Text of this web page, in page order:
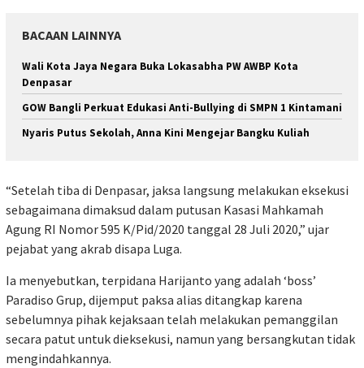
BACAAN LAINNYA
Wali Kota Jaya Negara Buka Lokasabha PW AWBP Kota
Denpasar
GOW Bangli Perkuat Edukasi Anti-Bullying di SMPN 1 Kintamani
Nyaris Putus Sekolah, Anna Kini Mengejar Bangku Kuliah
“Setelah tiba di Denpasar, jaksa langsung melakukan eksekusi
sebagaimana dimaksud dalam putusan Kasasi Mahkamah
Agung RI Nomor 595 K/Pid/2020 tanggal 28 Juli 2020,” ujar
pejabat yang akrab disapa Luga.
Ia menyebutkan, terpidana Harijanto yang adalah ‘boss’
Paradiso Grup, dijemput paksa alias ditangkap karena
sebelumnya pihak kejaksaan telah melakukan pemanggilan
secara patut untuk dieksekusi, namun yang bersangkutan tidak
mengindahkannya.